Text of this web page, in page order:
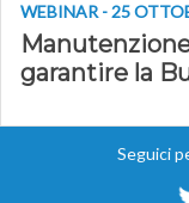
WEBINAR - 25
garantire la
Seguici